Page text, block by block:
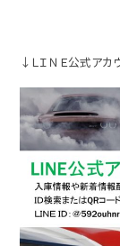
↓ＬＩＮＥ公式アカ